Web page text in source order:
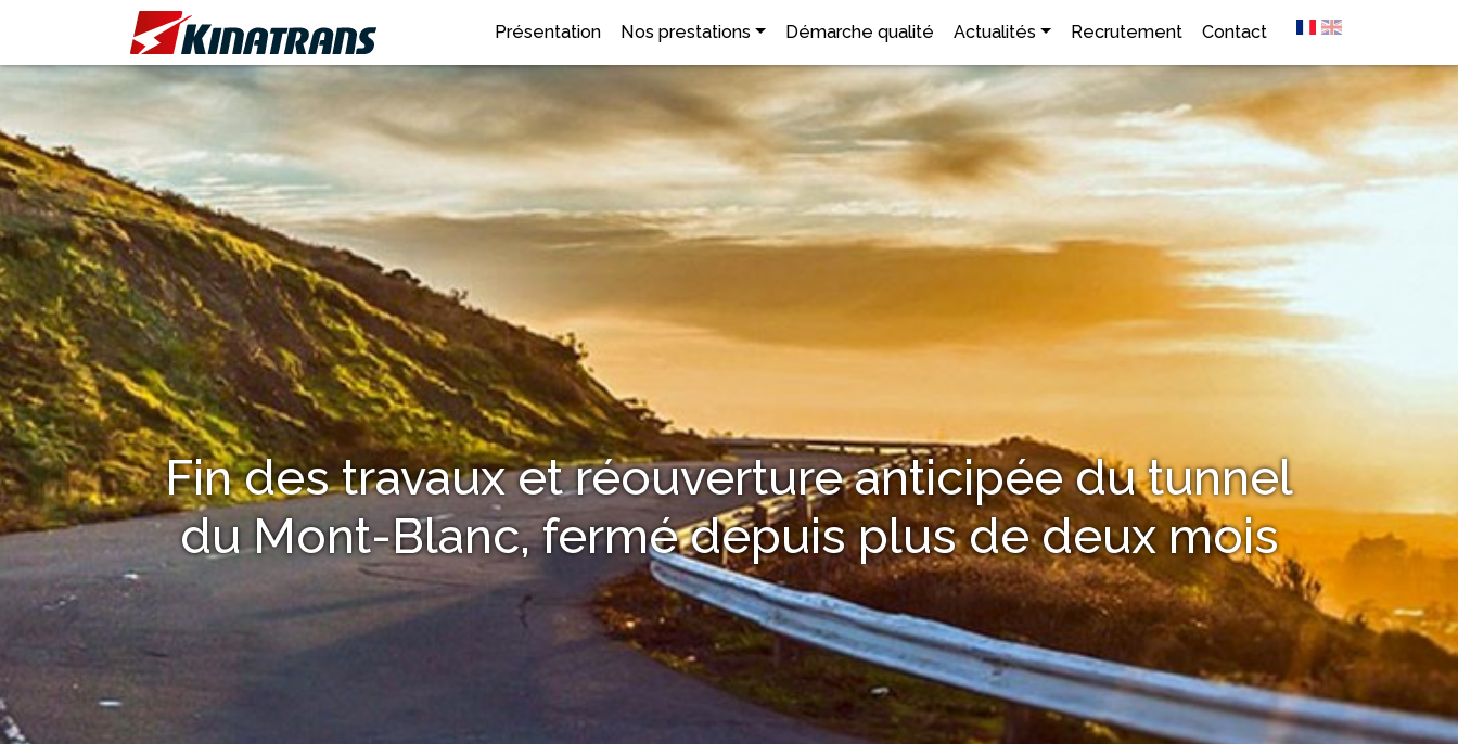
Présentation Nos prestations Démarche qualité Actualités Recrutement Contact
Fin des travaux et réouverture anticipée du tunnel
du Mont-Blanc, fermé depuis plus de deux mois